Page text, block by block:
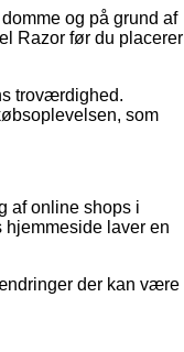
og på grund af
Razor før du placerer
troværdighed.
som
af online shops i
hjemmeside laver en
der kan være